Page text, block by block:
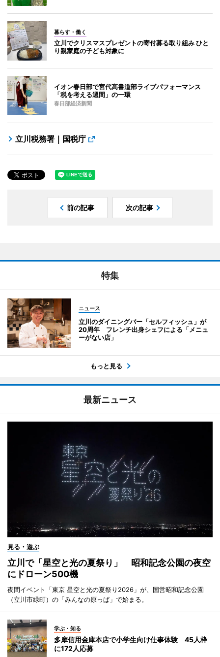
暮らす・働く
立川でクリスマスプレゼントの寄付募る取り組み ひと
り親家庭の子ども対象に
イオン春日部で宮代高書道部ライブパフォーマンス
「税を考える週間」の一環
春日部経済新聞
立川税務署｜国税庁
前の記事 次の記事
特集
ニュース
立川のダイニングバー「セルフィッシュ」が
20周年 フレンチ出身シェフによる「メニュ
ーがない店」
もっと見る
最新ニュース
見る・遊ぶ
立川で「星空と光の夏祭り」 昭和記念公園の夜空
にドローン500機
夜間イベント「東京 星空と光の夏祭り2026」が、国営昭和記念公園
（立川市緑町）の「みんなの原っぱ」で始まる。
学ぶ・知る
多摩信用金庫本店で小学生向け仕事体験 45人枠
に172人応募